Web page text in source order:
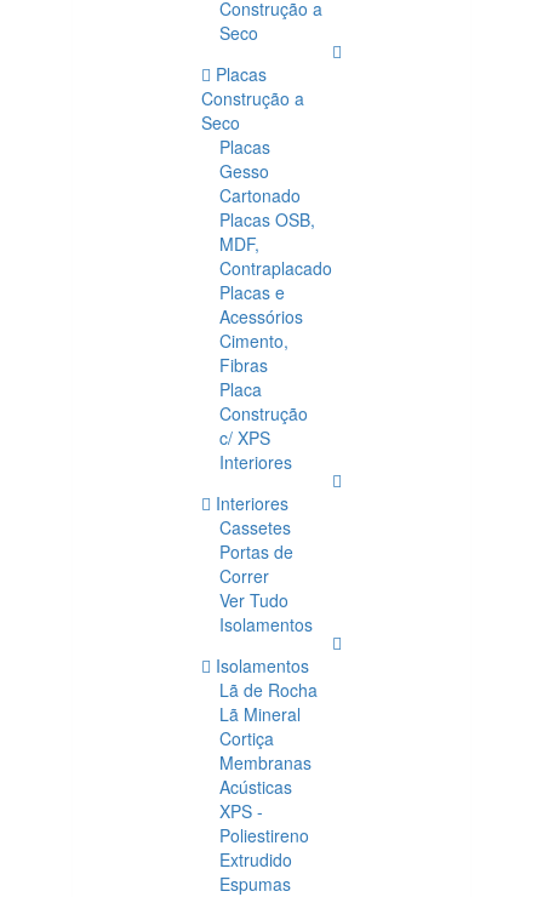
Construção a
Seco
Placas
Construção a
Seco
Placas
Gesso
Cartonado
Placas OSB,
MDF,
Contraplacado
Placas e
Acessórios
Cimento,
Fibras
Placa
Construção
c/ XPS
Interiores
Interiores
Cassetes
Portas de
Correr
Ver Tudo
Isolamentos
Isolamentos
Lã de Rocha
Lã Mineral
Cortiça
Membranas
Acústicas
XPS -
Poliestireno
Extrudido
Espumas